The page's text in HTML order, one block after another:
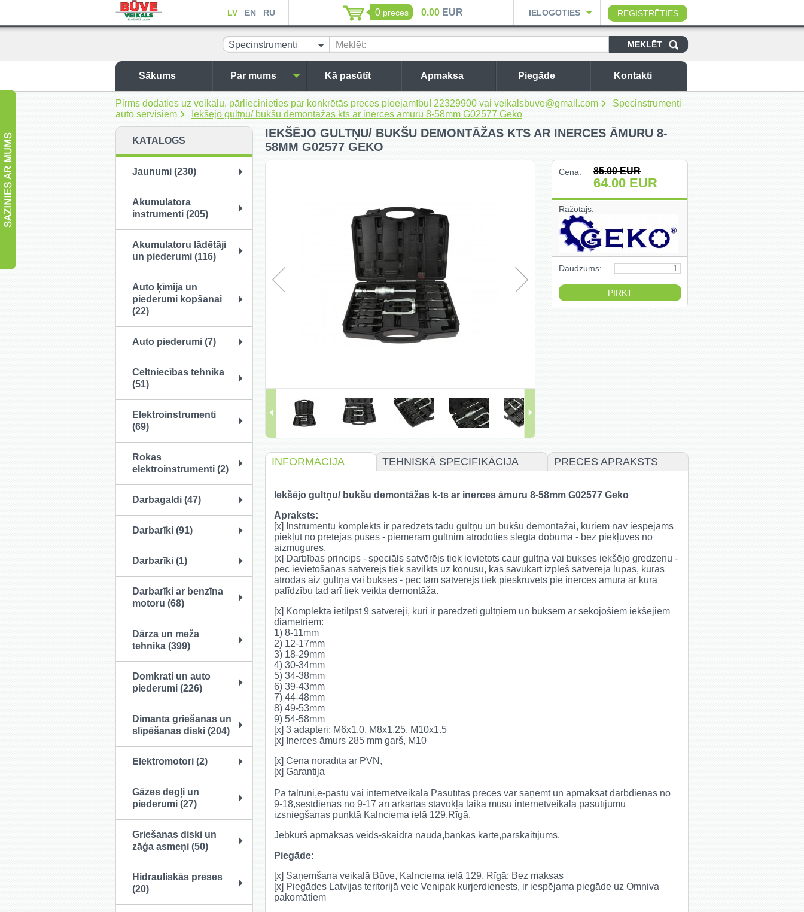
LV EN RU 0 preces 0.00EUR IELOGOTIES REĢISTRĒTIES
Specinstrumenti
auto servisiem
Meklēt:
Sākums Par mums Kā pasūtīt Apmaksa Piegāde Kontakti
Pirms dodaties uz veikalu, pārliecinieties par konkrētās preces pieejamību! 22329900 vai veikalsbuve@gmail.com
Specinstrumenti
auto servisiem
Iekšējo gultņu/ bukšu demontāžas kts ar inerces āmuru 8-58mm G02577 Geko
KATALOGS
Jaunumi (230)
Akumulatora
instrumenti (205)
Akumulatoru lādētāji
un piederumi (116)
Auto ķīmija un
piederumi kopšanai
(22)
Auto piederumi (7)
Celtniecības tehnika
(51)
Elektroinstrumenti
(69)
Rokas
elektroinstrumenti (2)
Darbagaldi (47)
Darbarīki (91)
Darbarīki (1)
Darbarīki ar benzīna
motoru (68)
Dārza un meža
tehnika (399)
Domkrati un auto
piederumi (226)
Dimanta griešanas un
slīpēšanas diski (204)
Elektromotori (2)
Gāzes degļi un
piederumi (27)
Griešanas diski un
zāģa asmeņi (50)
Hidrauliskās preses
(20)
IEKŠĒJO GULTŅU/ BUKŠU DEMONTĀŽAS KTS AR INERCES ĀMURU 8-
58MM G02577 GEKO
Cena: 85.00EUR
64.00 EUR
Ražotājs:
Daudzums:
INFORMĀCIJA TEHNISKĀ SPECIFIKĀCIJA PRECES APRAKSTS
Iekšējo gultņu/ bukšu demontāžas k-ts ar inerces āmuru 8-58mm G02577 Geko
Apraksts:
[x] Instrumentu komplekts ir paredzēts tādu gultņu un bukšu demontāžai, kuriem nav iespējams
piekļūt no pretējās puses - piemēram gultnim atrodoties slēgtā dobumā - bez piekļuves no
aizmugures.
[x] Darbības princips - speciāls satvērējs tiek ievietots caur gultņa vai bukses iekšējo gredzenu -
pēc ievietošanas satvērējs tiek savilkts uz konusu, kas savukārt izpleš satvērēja lūpas, kuras
atrodas aiz gultņa vai bukses - pēc tam satvērējs tiek pieskrūvēts pie inerces āmura ar kura
palīdzību tad arī tiek veikta demontāža.
[x] Komplektā ietilpst 9 satvērēji, kuri ir paredzēti gultņiem un buksēm ar sekojošiem iekšējiem
diametriem:
1) 8-11mm
2) 12-17mm
3) 18-29mm
4) 30-34mm
5) 34-38mm
6) 39-43mm
7) 44-48mm
8) 49-53mm
9) 54-58mm
[x] 3 adapteri: M6x1.0, M8x1.25, M10x1.5
[x] Inerces āmurs 285 mm garš, M10
[x] Cena norādīta ar PVN,
[x] Garantija
Pa tālruni,e-pastu vai internetveikalā Pasūtītās preces var saņemt un apmaksāt darbdienās no
9-18,sestdienās no 9-17 arī ārkartas stavokļa laikā mūsu internetveikala pasūtījumu
izsniegšanas punktā Kalnciema ielā 129,Rīgā.
Jebkurš apmaksas veids-skaidra nauda,bankas karte,pārskaitījums.
Piegāde:
[x] Saņemšana veikalā Būve, Kalnciema ielā 129, Rīgā: Bez maksas
[x] Piegādes Latvijas teritorijā veic Venipak kurjerdienests, ir iespējama piegāde uz Omniva
pakomātiem